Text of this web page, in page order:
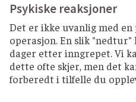
Psykiske reaksjoner
Det er ikke uvanlig med
operasjon. En slik
dager etter inngrepet. Vi
dette ofte skjer, men det
forberedt i tilfelle du